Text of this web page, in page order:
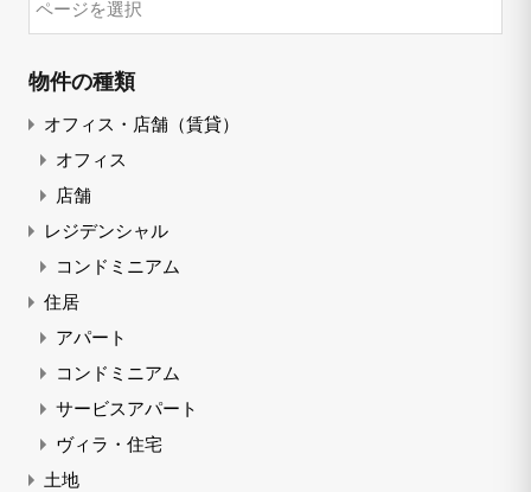
物件の種類
オフィス・店舗（賃貸）
オフィス
店舗
レジデンシャル
コンドミニアム
住居
アパート
コンドミニアム
サービスアパート
ヴィラ・住宅
土地